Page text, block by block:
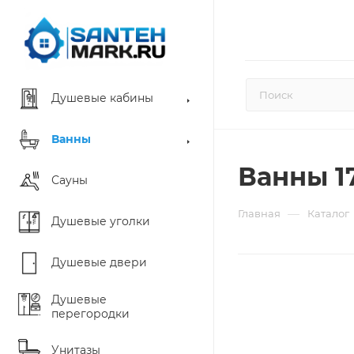
Душевые кабины
Ванны
Сауны
Душевые уголки
Душевые двери
Душевые
перегородки
Унитазы
Ванны
Главная — Каталог